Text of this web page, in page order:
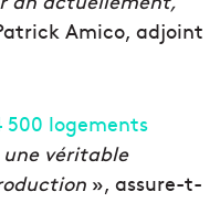
Amico, adjoint
500 logements
véritable
», assure-t-